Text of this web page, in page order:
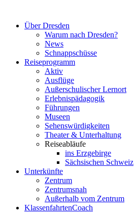
springenÜber Dresden
Warum nach Dresden?
News
Schnappschüsse
Reiseprogramm
Aktiv
Ausflüge
Außerschulischer Lernort
Erlebnispädagogik
Führungen
Museen
Sehenswürdigkeiten
Theater & Unterhaltung
Reiseabläufe
ins Erzgebirge
Sächsischen Schweiz
Unterkünfte
Zentrum
Zentrumsnah
Außerhalb vom Zentrum
KlassenfahrtenCoach